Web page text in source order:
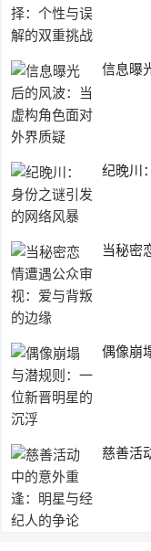
信息曝
纪晚川
当秘密
偶像崩
慈善活